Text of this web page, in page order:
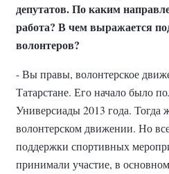
депутатов. По каким
работа? В чем выражается
волонтеров?
- Вы правы, волонтерское
Татарстане. Его начало было
Универсиады 2013 года. Тогда
волонтерском движении. Но
поддержки спортивных
принимали участие, в